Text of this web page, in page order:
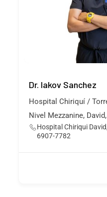
Dr. Iakov Sanchez
Hospital Chiriquí /
Nivel Mezzanine,
Hospital Chiriqui
6907-7782